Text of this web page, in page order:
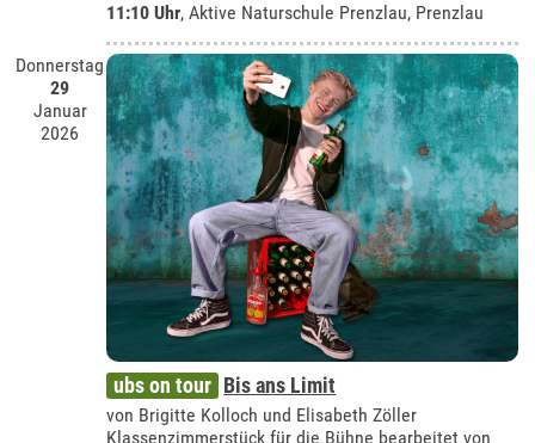
11:10 Uhr,Aktive Naturschule Prenzlau, Prenzlau
Donnerstag
29
Januar
2026
ubs on tour Bis ans Limit
von Brigitte Kolloch und Elisabeth Zöller
Klassenzimmerstück für die Bühne bearbeitet von